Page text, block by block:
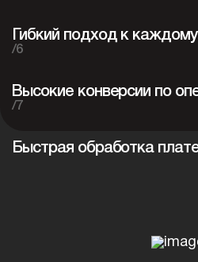
Гибкий подход к
/6
Высокие конверсии по
/7
Быстрая обработка